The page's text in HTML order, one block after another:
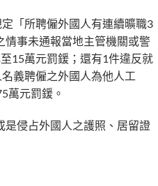
「所聘僱外國人有連續曠職3
情事未通報當地主管機關或警
15萬元罰鍰；還有1件違反就
義聘僱之外國人為他人工
萬元罰鍰。
是侵占外國人之護照、居留證